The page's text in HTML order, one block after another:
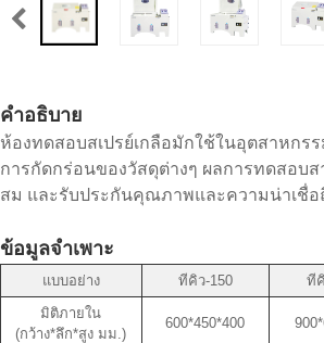
คำอธิบาย
ห้องทดสอบสเปรย์เกลือมักใช้ในอุตสาหกร
การกัดกร่อนของวัสดุต่างๆ ผลการทดสอบ
สม และรับประกันคุณภาพและความน่าเชื่
ข้อมูลจำเพาะ
แบบอย่าง ทีคิว-150 ที
มิติภายใน
(กว้าง*ลึก*สูง มม.)
600*450*400